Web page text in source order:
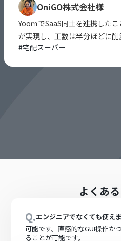
OniGO株式会社様
YooｍでSaaS同士を連携した
が実現し、工数は半分ほどに削
#宅配スーパー
よくあ
Q.エンジニアでなくても使え
可能です。直感的なGUI操作か
ることが可能です。